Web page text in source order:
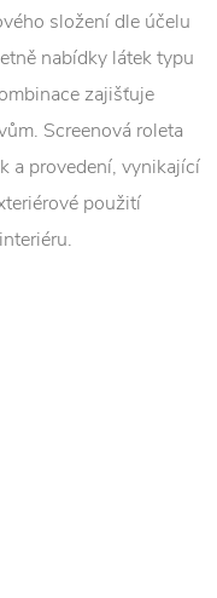
složení dle účelu
nabídky látek typu
zajišťuje
Screenová roleta
a provedení, vynikající
použití